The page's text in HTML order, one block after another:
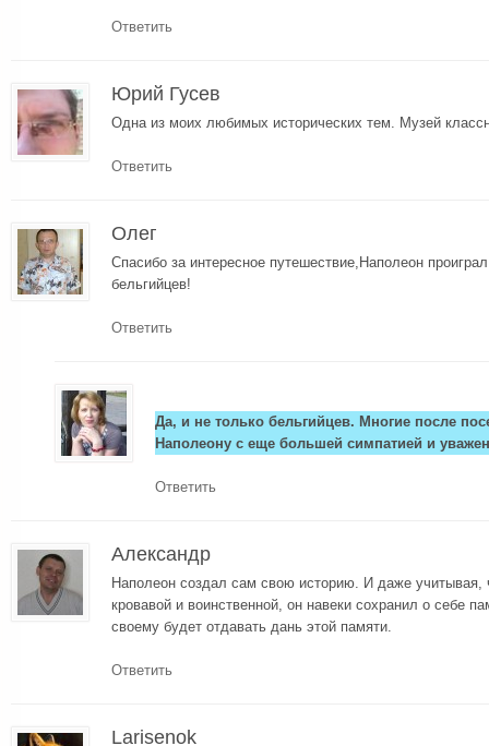
Ответить
Юрий Гусев
Одна из моих любимых исторических тем. Музей
Ответить
Олег
Спасибо за интересное путешествие,Наполеон
бельгийцев!
Ответить
Да, и не только бельгийцев. Многие после
Наполеону с еще большей симпатией и
Ответить
Александр
Наполеон создал сам свою историю. И даже учитывая,
кровавой и воинственной, он навеки сохранил о себе
своему будет отдавать дань этой памяти.
Ответить
Larisenok